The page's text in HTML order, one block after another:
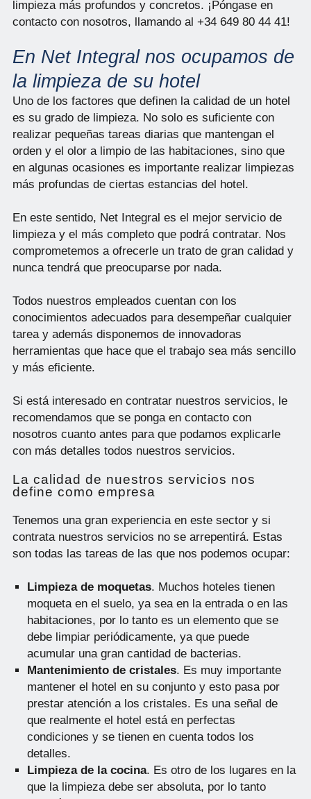
limpieza más profundos y concretos. ¡Póngase en
contacto con nosotros, llamando al +34 649 80 44 41!
En Net Integral nos ocupamos de
la limpieza de su hotel
Uno de los factores que definen la calidad de un hotel
es su grado de limpieza. No solo es suficiente con
realizar pequeñas tareas diarias que mantengan el
orden y el olor a limpio de las habitaciones, sino que
en algunas ocasiones es importante realizar limpiezas
más profundas de ciertas estancias del hotel.
En este sentido, Net Integral es el mejor servicio de
limpieza y el más completo que podrá contratar. Nos
comprometemos a ofrecerle un trato de gran calidad y
nunca tendrá que preocuparse por nada.
Todos nuestros empleados cuentan con los
conocimientos adecuados para desempeñar cualquier
tarea y además disponemos de innovadoras
herramientas que hace que el trabajo sea más sencillo
y más eficiente.
Si está interesado en contratar nuestros servicios, le
recomendamos que se ponga en contacto con
nosotros cuanto antes para que podamos explicarle
con más detalles todos nuestros servicios.
La calidad de nuestros servicios nos
define como empresa
Tenemos una gran experiencia en este sector y si
contrata nuestros servicios no se arrepentirá. Estas
son todas las tareas de las que nos podemos ocupar:
Limpieza de moquetas. Muchos hoteles tienen
moqueta en el suelo, ya sea en la entrada o en las
habitaciones, por lo tanto es un elemento que se
debe limpiar periódicamente, ya que puede
acumular una gran cantidad de bacterias.
Mantenimiento de cristales. Es muy importante
mantener el hotel en su conjunto y esto pasa por
prestar atención a los cristales. Es una señal de
que realmente el hotel está en perfectas
condiciones y se tienen en cuenta todos los
detalles.
Limpieza de la cocina. Es otro de los lugares en la
que la limpieza debe ser absoluta, por lo tanto